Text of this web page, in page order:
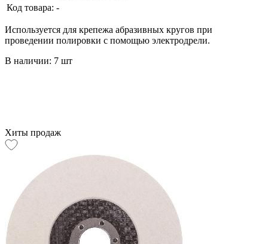
Код товара: -
Используется для крепежа абразивных кругов при
проведении полировки с помощью электродрели.
В наличии: 7 шт
Хиты продаж